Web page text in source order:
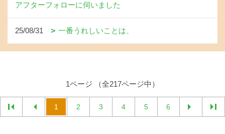
アフターフォローに伺いました
25/08/31 一番うれしいことは、
1ページ （全217ページ中）
1 2 3 4 5 6